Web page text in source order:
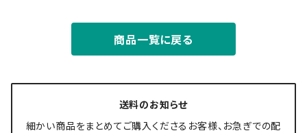
商品一覧に戻る
送料のお知らせ
細かい商品をまとめてご購入くださるお客様、お急ぎでの配